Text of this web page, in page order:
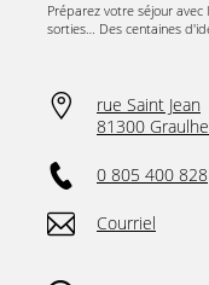
Préparez votre séjour
sorties… Des centaines
rue Saint Jean
81300
0 805 400 828
Courriel